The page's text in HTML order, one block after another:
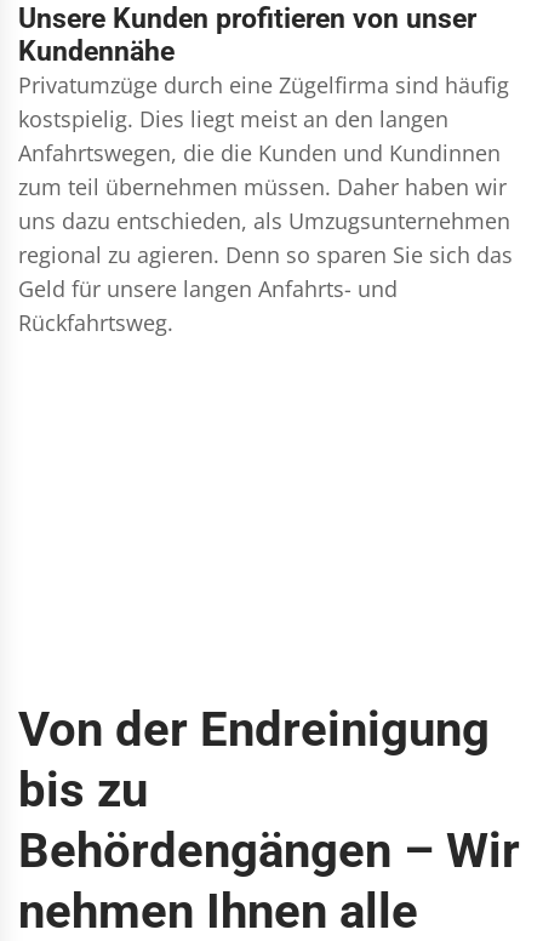
Unsere Kunden profitieren von unser
Kundennähe
Privatumzüge durch eine Zügelfirma sind häufig
kostspielig. Dies liegt meist an den langen
Anfahrtswegen, die die Kunden und Kundinnen
zum teil übernehmen müssen. Daher haben wir
uns dazu entschieden, als Umzugsunternehmen
regional zu agieren. Denn so sparen Sie sich das
Geld für unsere langen Anfahrts- und
Rückfahrtsweg.
Von der Endreinigung
bis zu
Behördengängen – Wir
nehmen Ihnen alle